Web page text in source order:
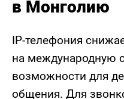
в Монголию
IP-телефония
на международную
возможности для
общения. Для